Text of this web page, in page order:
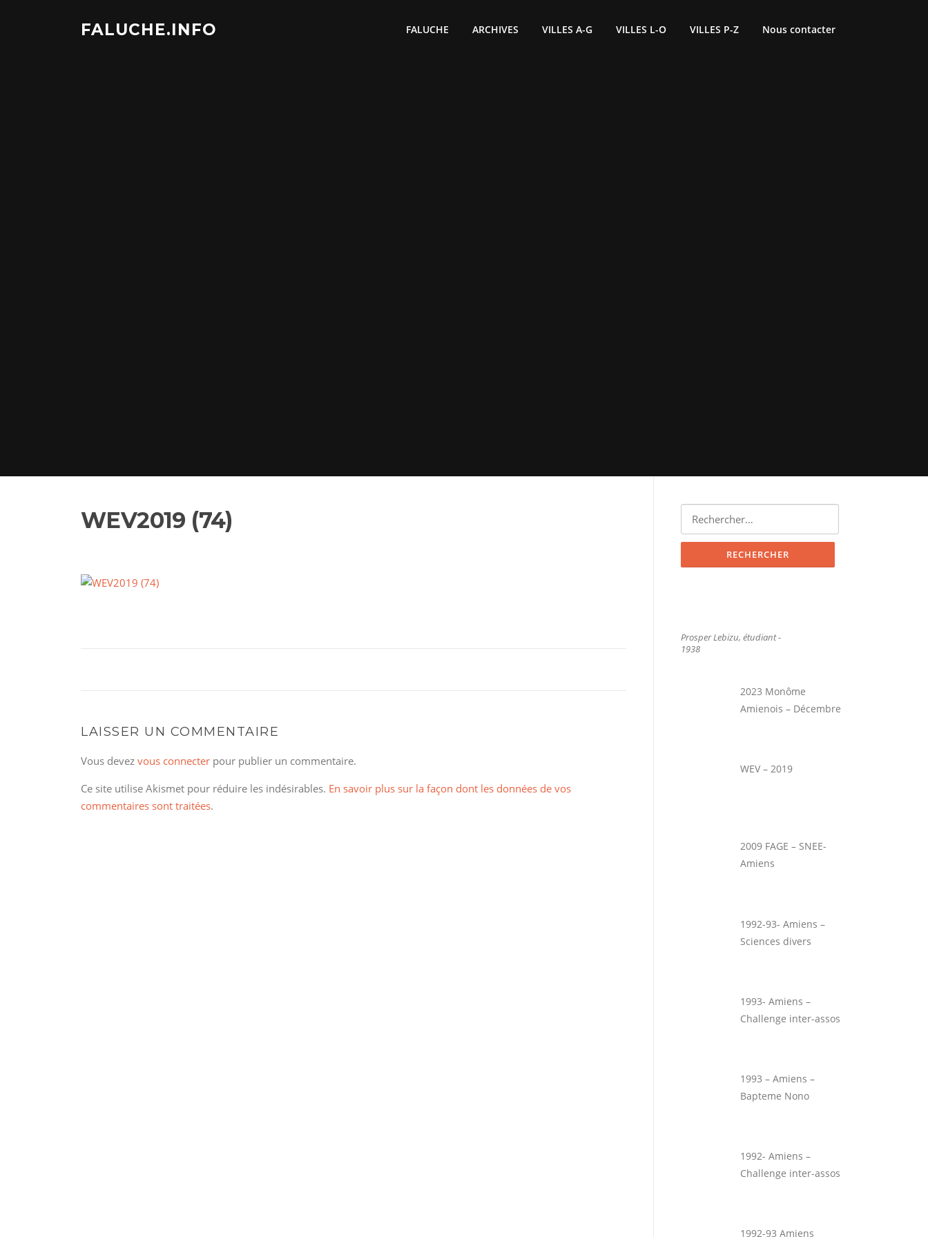
FALUCHE.INFO FALUCHE ARCHIVES VILLES A-G VILLES L-O VILLES P-Z Nous contacter
WEV2019 (74)
LAISSER UN COMMENTAIRE
Vous devez vous connecter pour publier un commentaire.
Ce site utilise Akismet pour réduire les indésirables. En savoir plus sur la façon dont les données de vos
commentaires sont traitées.
Rechercher :
Prosper Lebizu, étudiant -
1938
2023 Monôme
Amienois – Décembre
WEV – 2019
2009 FAGE – SNEE-
Amiens
1992-93- Amiens –
Sciences divers
1993- Amiens –
Challenge inter-assos
1993 – Amiens –
Bapteme Nono
1992- Amiens –
Challenge inter-assos
1992-93 Amiens